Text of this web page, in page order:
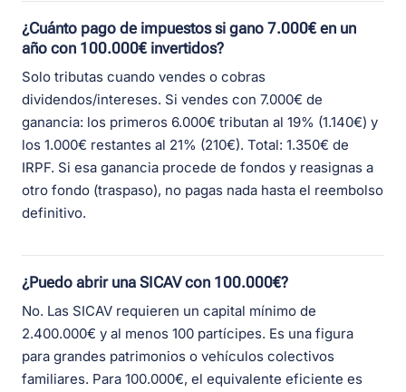
¿Cuánto pago de impuestos si gano 7.000€ en un
año con 100.000€ invertidos?
Solo tributas cuando vendes o cobras
dividendos/intereses. Si vendes con 7.000€ de
ganancia: los primeros 6.000€ tributan al 19% (1.140€) y
los 1.000€ restantes al 21% (210€). Total: 1.350€ de
IRPF. Si esa ganancia procede de fondos y reasignas a
otro fondo (traspaso), no pagas nada hasta el reembolso
definitivo.
¿Puedo abrir una SICAV con 100.000€?
No. Las SICAV requieren un capital mínimo de
2.400.000€ y al menos 100 partícipes. Es una figura
para grandes patrimonios o vehículos colectivos
familiares. Para 100.000€, el equivalente eficiente es